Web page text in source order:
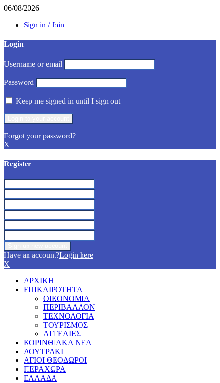
06/08/2026
Sign in / Join
Login
Username or email
Password
Keep me signed in until I sign out
Forgot your password?
X
Register
Have an account?Login here
X
ΑΡΧΙΚΗ
ΕΠΙΚΑΙΡΟΤΗΤΑ
ΟΙΚΟΝΟΜΙΑ
ΠΕΡΙΒΑΛΛΟΝ
ΤΕΧΝΟΛΟΓΙΑ
ΤΟΥΡΙΣΜΟΣ
ΑΓΓΕΛΙΕΣ
ΚΟΡΙΝΘΙΑΚΑ ΝΕΑ
ΛΟΥΤΡΑΚΙ
ΑΓΙΟΙ ΘΕΟΔΩΡΟΙ
ΠΕΡΑΧΩΡΑ
ΕΛΛΑΔΑ